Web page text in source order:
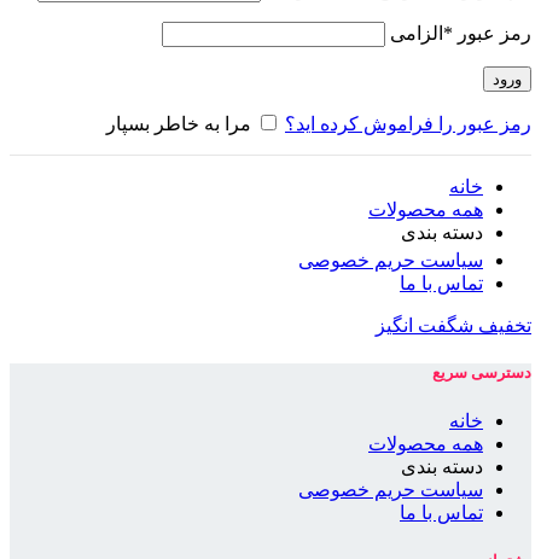
رمز عبور * الزامی
ورود
رمز عبور را فراموش کرده اید؟ مرا به خاطر بسپار
خانه
همه محصولات
دسته بندی
سیاست حریم خصوصی
تماس با ما
تخفیف شگفت انگیز
دسترسی سریع
خانه
همه محصولات
دسته بندی
سیاست حریم خصوصی
تماس با ما